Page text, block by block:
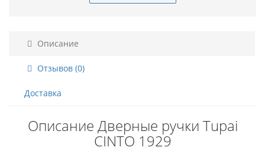
Описание
Отзывов (0)
Доставка
Описание Дверные ручки Tupai
CINTO 1929